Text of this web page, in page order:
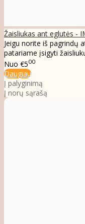
Žaisliukas ant eglutės -
Jeigu norite iš pagrindų
patariame įsigyti
Nuo €500
Daugiau
Į palyginimą
Į norų sąrašą